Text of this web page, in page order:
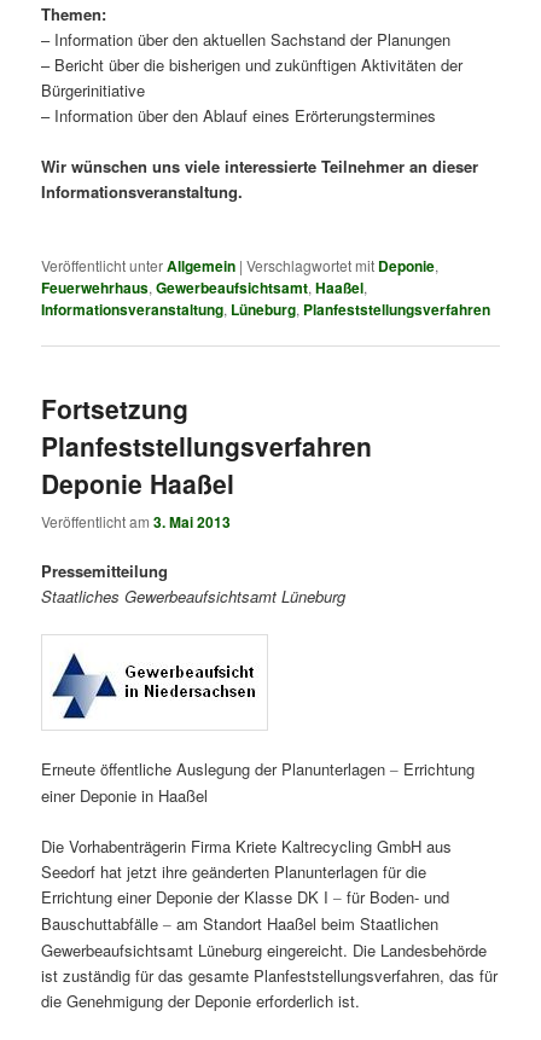
Themen:
– Information über den aktuellen Sachstand der Planungen
– Bericht über die bisherigen und zukünftigen Aktivitäten der
Bürgerinitiative
– Information über den Ablauf eines Erörterungstermines
Wir wünschen uns viele interessierte Teilnehmer an dieser
Informationsveranstaltung.
Veröffentlicht unterAllgemein |Verschlagwortet mit Deponie,
Feuerwehrhaus,Gewerbeaufsichtsamt,Haaßel,
Informationsveranstaltung, Lüneburg, Planfeststellungsverfahren
Fortsetzung
Planfeststellungsverfahren
Deponie Haaßel
Veröffentlicht am3. Mai 2013
Pressemitteilung
Staatliches Gewerbeaufsichtsamt Lüneburg
Erneute öffentliche Auslegung der Planunterlagen– Errichtung
einer Deponie in Haaßel
Die Vorhabenträgerin Firma Kriete Kaltrecycling GmbH aus
Seedorf hat jetzt ihre geänderten Planunterlagen für die
Errichtung einer Deponie der Klasse DK I– für Boden- und
Bauschuttabfälle– am Standort Haaßel beim Staatlichen
Gewerbeaufsichtsamt Lüneburg eingereicht. Die Landesbehörde
ist zuständig für das gesamte Planfeststellungsverfahren, das für
die Genehmigung der Deponie erforderlich ist.